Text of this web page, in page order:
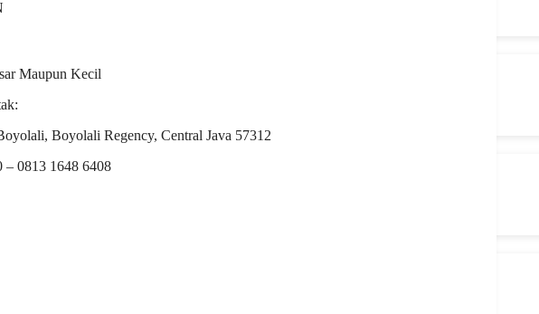
Maupun Kecil
Boyolali Regency, Central Java 57312
– 0813 1648 6408